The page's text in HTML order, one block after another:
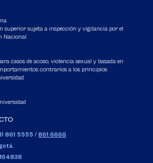
superior sujeta a inspección y vigilancia por el
Nacional
casos de acoso, violencia sexual y basada en
contrarios a los principios
861 5555 / 861 6666